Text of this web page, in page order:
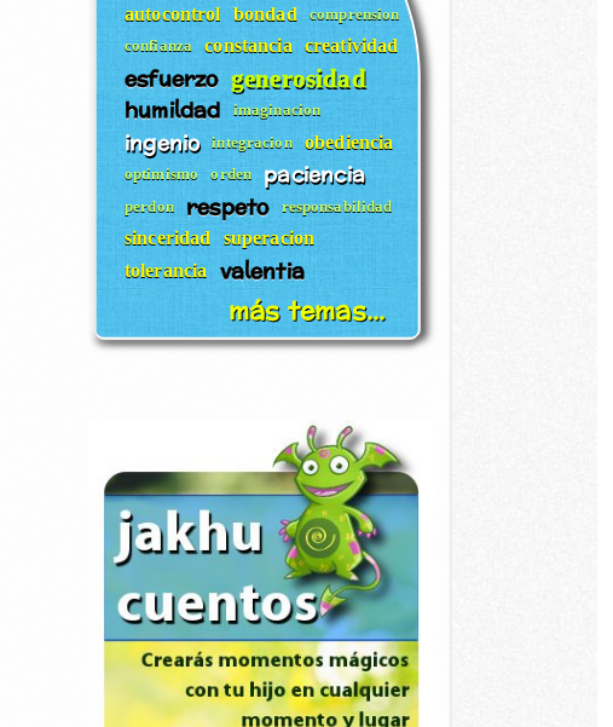
autocontrol bondad comprension
confianza constancia creatividad
esfuerzo generosidad
humildad imaginacion
ingenio integracion obediencia
optimismo orden paciencia
perdon respeto responsabilidad
sinceridad
superacion
tolerancia
valentia
más temas...